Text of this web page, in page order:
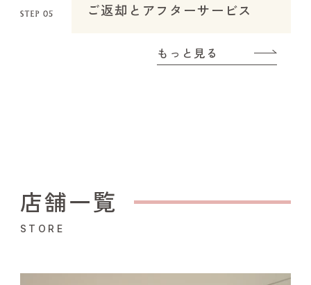
ご返却とアフターサービス
もっと見る
店舗一覧
STORE